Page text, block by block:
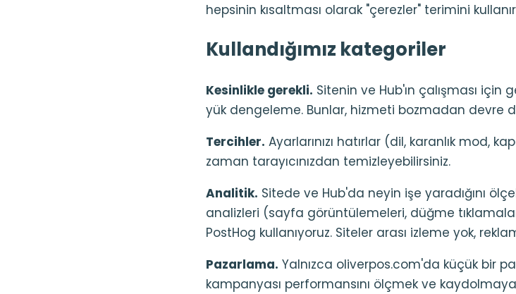
hepsinin kısaltması olarak "çerezler" terimini
Kullandığımız kategoriler
Kesinlikle gerekli. Sitenin ve Hub'ın çalışması için
yük dengeleme. Bunlar, hizmeti bozmadan devre
Tercihler. Ayarlarınızı hatırlar (dil, karanlık mod,
zaman tarayıcınızdan temizleyebilirsiniz.
Analitik. Sitede ve Hub'da neyin işe yaradığını
analizleri (sayfa görüntülemeleri, düğme
PostHog kullanıyoruz. Siteler arası izleme yok,
Pazarlama. Yalnızca oliverpos.com'da küçük bir
kampanyası performansını ölçmek ve